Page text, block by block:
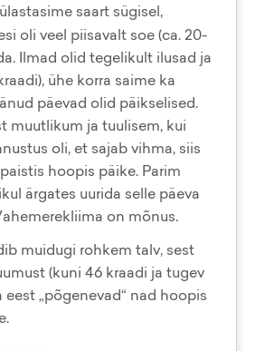
saart sügisel,
oli veel piisavalt soe (ca. 20-
Ilmad olid tegelikult ilusad ja
ühe korra saime ka
päevad olid päikselised.
muutlikum ja tuulisem, kui
oli, et sajab vihma, siis
hoopis päike. Parim
ärgates uurida selle päeva
on mõnus.
muidugi rohkem talv, sest
(kuni 46 kraadi ja tugev
eest „põgenevad“ nad hoopis